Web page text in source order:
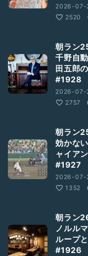
2026-07-
2520
朝ラン
千野自
田五郎
#1928
2026-07-
2757
朝ラン
効かな
ャイア
#1927
2026-07-
1352
朝ラン
ノルル
ループ
#1926